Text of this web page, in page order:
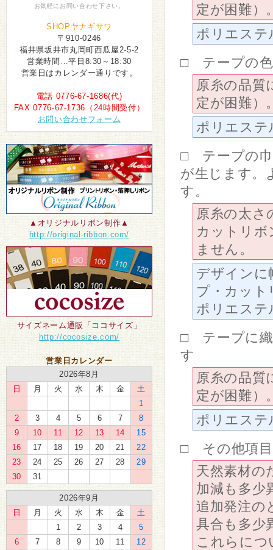
お気軽にお問い合わせ下さい。
SHOPヤナギサワ
〒910-0246
福井県坂井市丸岡町西瓜屋2-5-2
営業時間…平日8:30～18:30
営業日はカレンダー通りです。
電話 0776-67-1686(代)
FAX 0776-67-1736（24時間受付）
お問い合わせフォーム
▲オリジナルリボン制作▲
http://original-ribbon.com/
サイズネーム通販「ココサイズ」
http://cocosize.com/
営業日カレンダー
2026年8月
日
月 火 水 木 金
土
1
2
3 4 5 6 7
8
9
10 11 12 13 14
15
16
17 18 19 20 21
22
23
24 25 26 27 28
29
30
31
2026年9月
日
月 火 水 木 金
土
1
2 3 4
5
6
7 8 9 10 11
12
定が困難）
ポリエステ
□ テープの色
原糸の品質
定が困難）
ポリエステ
□ テープの巾
が生じます。
す。
原糸の太さ
カットリ
ません。
デザインに
プ・カット
ポリエステ
□ テープに織
す
原糸の品質
定が困難）
ポリエステ
□ その他項目
天然素材の
加減も多少
追加発注の
具合も多少
これらにつ